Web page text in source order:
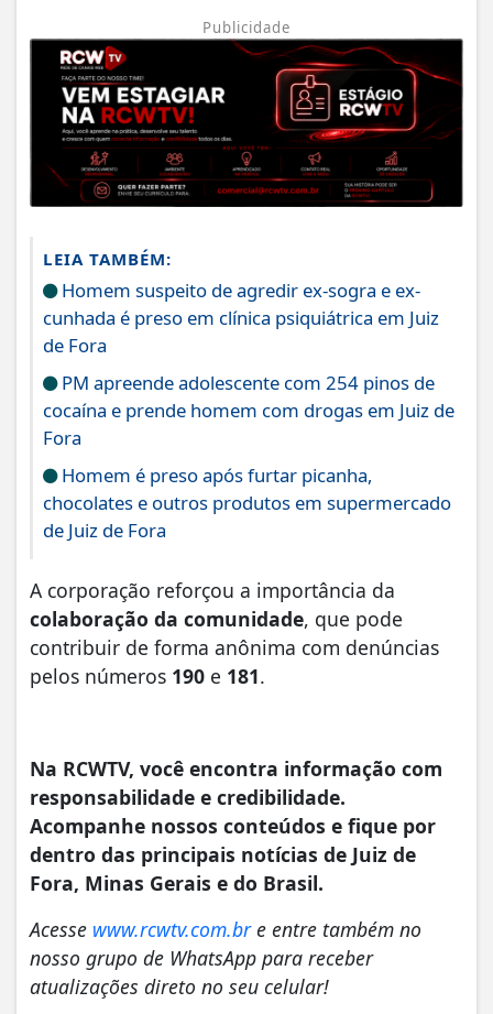
Publicidade
LEIA TAMBÉM:
Homem suspeito de agredir ex-sogra e ex-
cunhada é preso em clínica psiquiátrica em Juiz
de Fora
PM apreende adolescente com 254 pinos de
cocaína e prende homem com drogas em Juiz de
Fora
Homem é preso após furtar picanha,
chocolates e outros produtos em supermercado
de Juiz de Fora
A corporação reforçou a importância da
colaboração da comunidade, que pode
contribuir de forma anônima com denúncias
pelos números 190 e 181.
Na RCWTV, você encontra informação com
responsabilidade e credibilidade.
Acompanhe nossos conteúdos e fique por
dentro das principais notícias de Juiz de
Fora, Minas Gerais e do Brasil.
Acesse www.rcwtv.com.bre entre também no
nosso grupo de WhatsApp para receber
atualizações direto no seu celular!